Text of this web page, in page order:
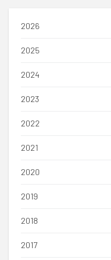
2026
2025
2024
2023
2022
2021
2020
2019
2018
2017